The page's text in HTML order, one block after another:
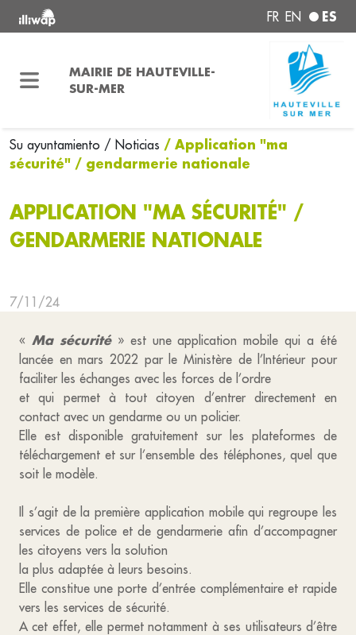
FR EN ES
MAIRIE DE HAUTEVILLE-
SUR-MER
Su ayuntamiento / Noticias / Application "ma
sécurité" / gendarmerie nationale
APPLICATION "MA SÉCURITÉ" /
GENDARMERIE NATIONALE
7/11/24
« Ma sécurité» est une application mobile qui a été
lancée en mars 2022 par le Ministère de l’Intérieur pour
faciliter les échanges avec les forces de l’ordre
et qui permet à tout citoyen d’entrer directement en
contact avec un gendarme ou un policier.
Elle est disponible gratuitement sur les plateformes de
téléchargement et sur l’ensemble des téléphones, quel que
soit le modèle.
Il s’agit de la première application mobile qui regroupe les
services de police et de gendarmerie afin d’accompagner
les citoyens vers la solution
la plus adaptée à leurs besoins.
Elle constitue une porte d’entrée complémentaire et rapide
vers les services de sécurité.
A cet effet, elle permet notamment à ses utilisateurs d’être